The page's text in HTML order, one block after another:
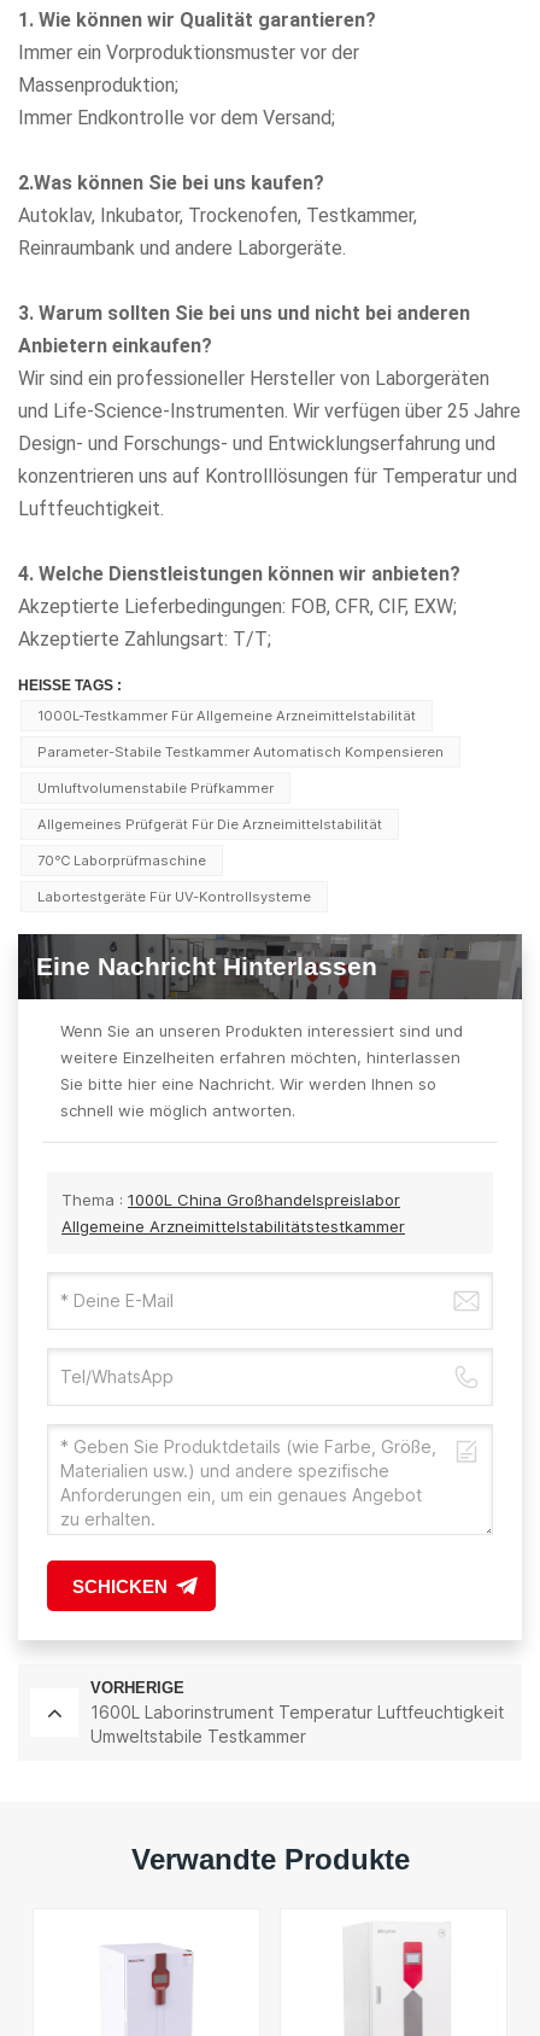
1. Wie können wir Qualität garantieren?
Immer ein Vorproduktionsmuster vor der
Massenproduktion;
Immer Endkontrolle vor dem Versand;
2.Was können Sie bei uns kaufen?
Autoklav, Inkubator, Trockenofen, Testkammer,
Reinraumbank und andere Laborgeräte.
3. Warum sollten Sie bei uns und nicht bei anderen
Anbietern einkaufen?
Wir sind ein professioneller Hersteller von Laborgeräten
und Life-Science-Instrumenten. Wir verfügen über 25 Jahre
Design- und Forschungs- und Entwicklungserfahrung und
konzentrieren uns auf Kontrolllösungen für Temperatur und
Luftfeuchtigkeit.
4. Welche Dienstleistungen können wir anbieten?
Akzeptierte Lieferbedingungen: FOB, CFR, CIF, EXW;
Akzeptierte Zahlungsart: T/T;
HEISSE TAGS :
1000L-Testkammer Für Allgemeine Arzneimittelstabilität
Parameter-Stabile Testkammer Automatisch Kompensieren
Umluftvolumenstabile Prüfkammer
Allgemeines Prüfgerät Für Die Arzneimittelstabilität
70℃ Laborprüfmaschine
Labortestgeräte Für UV-Kontrollsysteme
Eine Nachricht Hinterlassen
Wenn Sie an unseren Produkten interessiert sind und
weitere Einzelheiten erfahren möchten, hinterlassen
Sie bitte hier eine Nachricht. Wir werden Ihnen so
schnell wie möglich antworten.
Thema : 1000L China Großhandelspreislabor
Allgemeine Arzneimittelstabilitätstestkammer
SCHICKEN
VORHERIGE
1600L Laborinstrument Temperatur Luftfeuchtigkeit
Umweltstabile Testkammer
Verwandte Produkte